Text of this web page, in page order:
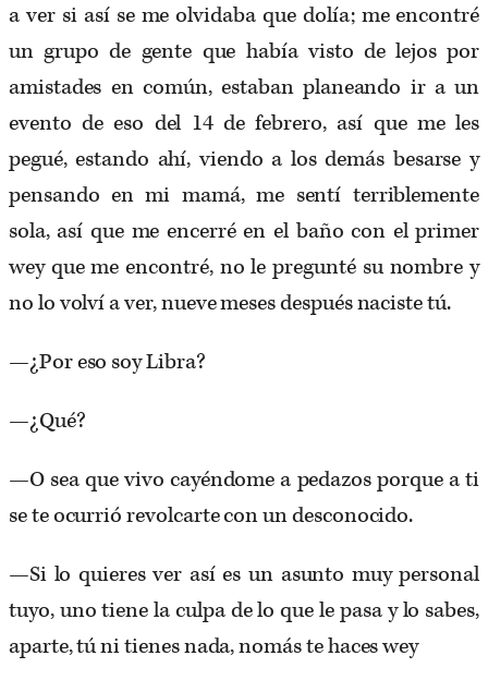
a ver si así se me olvidaba que dolía; me encontré
un grupo de gente que había visto de lejos por
amistades en común, estaban planeando ir a un
evento de eso del 14 de febrero, así que me les
pegué, estando ahí, viendo a los demás besarse y
pensando en mi mamá, me sentí terriblemente
sola, así que me encerré en el baño con el primer
wey que me encontré, no le pregunté su nombre y
no lo volví a ver, nueve meses después naciste tú.
—¿Por eso soy Libra?
—¿Qué?
—O sea que vivo cayéndome a pedazos porque a ti
se te ocurrió revolcarte con un desconocido.
—Si lo quieres ver así es un asunto muy personal
tuyo, uno tiene la culpa de lo que le pasa y lo sabes,
aparte, tú ni tienes nada, nomás te haces wey